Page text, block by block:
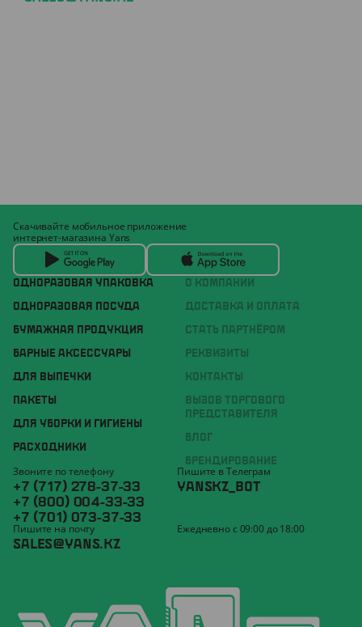
ОДНОРАЗОВАЯ УПАКОВКА
ОДНОРАЗОВАЯ ПОСУДА
БУМАЖНАЯ ПРОДУКЦИЯ
БАРНЫЕ АКСЕССУАРЫ
ДЛЯ ВЫПЕЧКИ
ПАКЕТЫ
ДЛЯ УБОРКИ И ГИГИЕНЫ
РАСХОДНИКИ
О КОМПАНИИ
ДОСТАВКА И ОПЛАТА
СТАТЬ ПАРТНЁРОМ
РЕКВИЗИТЫ
КОНТАКТЫ
ВЫЗОВ ТОРГОВОГО
ПРЕДСТАВИТЕЛЯ
БЛОГ
БРЕНДИРОВАНИЕ
Скачивайте мобильное приложение
интернет-магазина Yans
Звоните по телефону
+7 (717) 278-37-33
+7 (800) 004-33-33
+7 (701) 073-37-33
Пишите в Телеграм
YANSKZ_BOT
Пишите на почту
SALES@YANS.KZ
Ежедневно с 09:00 до 18:00